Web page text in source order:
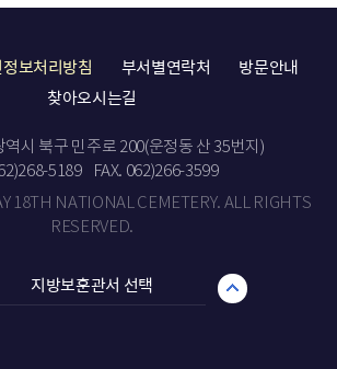
보처리방침 부서별연락처
방문안내
찾아오시는길
역시 북구 민주로 200(운정동 산 35번지)
5189
FAX. 062)266-3599
18TH NATIONAL CEMETERY. ALL RIGHTS
RESERVED.
지방보훈관서 선택